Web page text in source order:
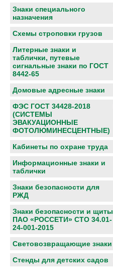
Знаки специального
назначения
Схемы строповки грузов
Литерные знаки и
таблички, путевые
сигнальные знаки по ГОСТ
8442-65
Домовые адресные знаки
ФЭС ГОСТ 34428-2018
(СИСТЕМЫ
ЭВАКУАЦИОННЫЕ
ФОТОЛЮМИНЕСЦЕНТНЫЕ)
Кабинеты по охране труда
Информационные знаки и
таблички
Знаки безопасности для
РЖД
Знаки безопасности и щиты
ПАО «РОССЕТИ» СТО 34.01-
24-001-2015
Световозвращающие знаки
Cтенды для детских садов